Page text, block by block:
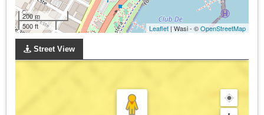
200 m
500 ft
Leaflet| Wasi - ©OpenStreetMap
Street View